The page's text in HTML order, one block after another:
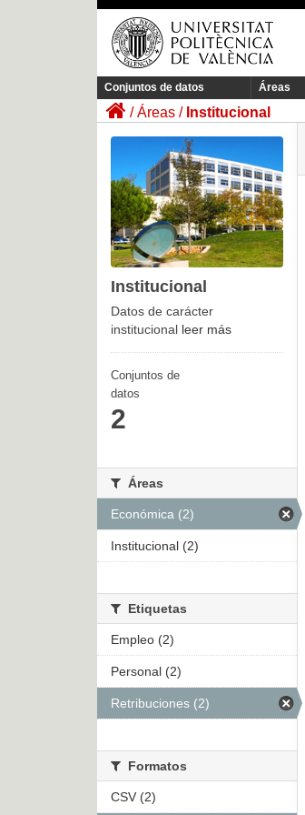
Conjuntos de datos Áreas
Áreas Institucional
Institucional
Datos de carácter
institucional leer más
Conjuntos de
datos
2
Áreas
Económica (2)
Institucional (2)
Etiquetas
Empleo (2)
Personal (2)
Retribuciones (2)
Formatos
CSV (2)